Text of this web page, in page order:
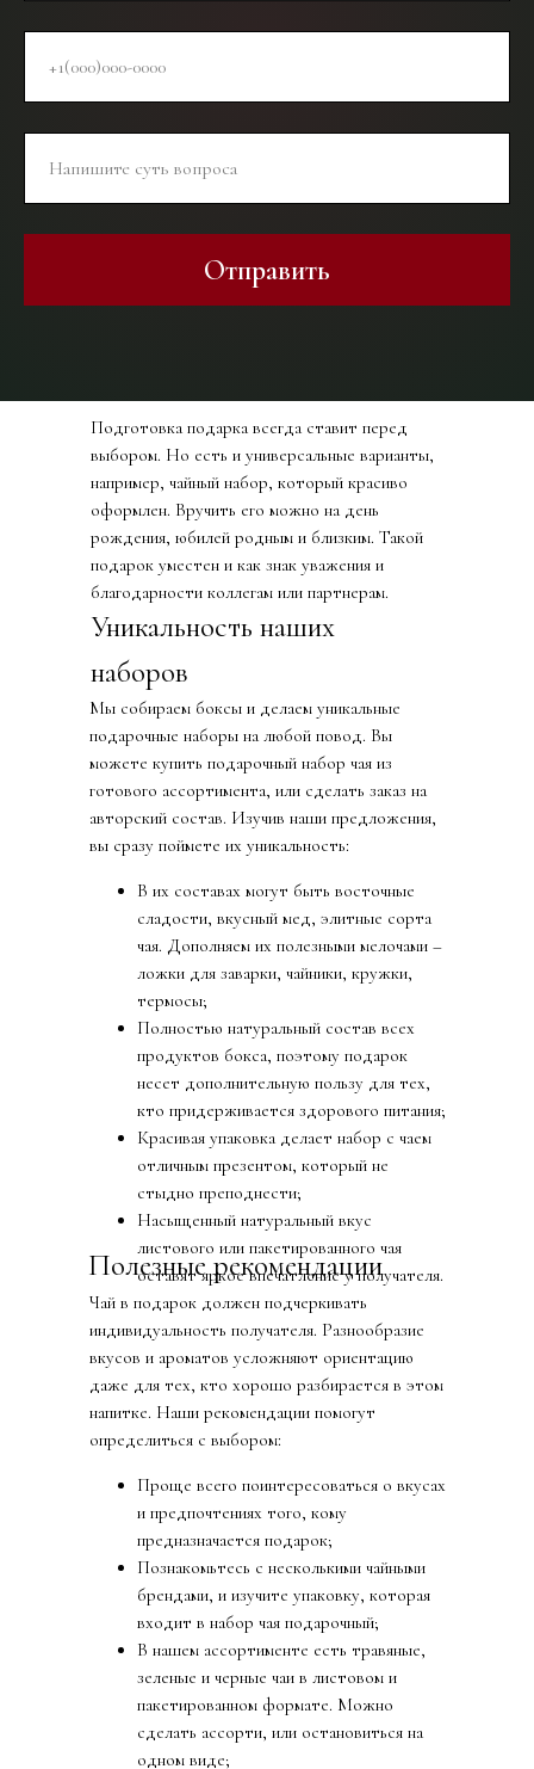
Отправить
Подготовка подарка всегда ставит перед
выбором. Но есть и универсальные варианты,
например, чайный набор, который красиво
оформлен. Вручить его можно на день
рождения, юбилей родным и близким. Такой
подарок уместен и как знак уважения и
благодарности коллегам или партнерам.
Уникальность наших
наборов
Мы собираем боксы и делаем уникальные
подарочные наборы на любой повод. Вы
можете купить подарочный набор чая из
готового ассортимента, или сделать заказ на
авторский состав. Изучив наши предложения,
вы сразу поймете их уникальность:
В их составах могут быть восточные
сладости, вкусный мед, элитные сорта
чая. Дополняем их полезными мелочами –
ложки для заварки, чайники, кружки,
термосы;
Полностью натуральный состав всех
продуктов бокса, поэтому подарок
несет дополнительную пользу для тех,
кто придерживается здорового питания;
Красивая упаковка делает набор с чаем
отличным презентом, который не
стыдно преподнести;
Насыщенный натуральный вкус
листового или пакетированного чая
оставят яркое впечатление у получателя.
Полезные рекомендации
Чай в подарок должен подчеркивать
индивидуальность получателя. Разнообразие
вкусов и ароматов усложняют ориентацию
даже для тех, кто хорошо разбирается в этом
напитке. Наши рекомендации помогут
определиться с выбором:
Проще всего поинтересоваться о вкусах
и предпочтениях того, кому
предназначается подарок;
Познакомьтесь с несколькими чайными
брендами, и изучите упаковку, которая
входит в набор чая подарочный;
В нашем ассортименте есть травяные,
зеленые и черные чаи в листовом и
пакетированном формате. Можно
сделать ассорти, или остановиться на
одном виде;